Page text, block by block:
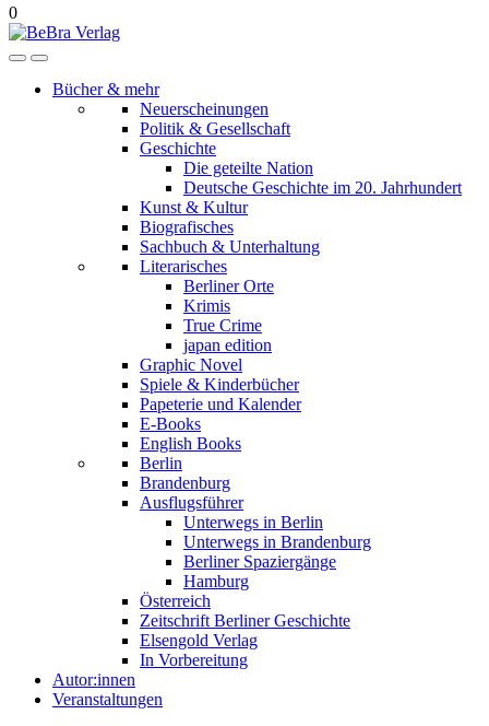
0
Bücher & mehr
Neuerscheinungen
Politik & Gesellschaft
Geschichte
Die geteilte Nation
Deutsche Geschichte im 20. Jahrhundert
Kunst & Kultur
Biografisches
Sachbuch & Unterhaltung
Literarisches
Berliner Orte
Krimis
True Crime
japan edition
Graphic Novel
Spiele & Kinderbücher
Papeterie und Kalender
E-Books
English Books
Berlin
Brandenburg
Ausflugsführer
Unterwegs in Berlin
Unterwegs in Brandenburg
Berliner Spaziergänge
Hamburg
Österreich
Zeitschrift Berliner Geschichte
Elsengold Verlag
In Vorbereitung
Autor:innen
Veranstaltungen